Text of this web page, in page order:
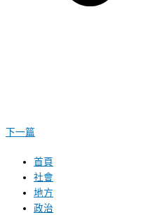
下一篇
首頁
社會
地方
政治